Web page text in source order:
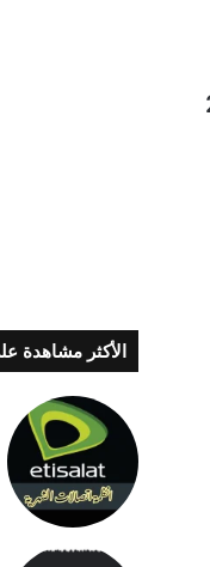
الأكثر مشاهدة